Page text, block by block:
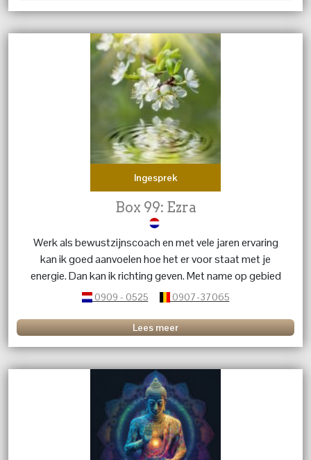
Ingesprek
Box 99: Ezra
Werk als bewustzijnscoach en met vele jaren ervaring
kan ik goed aanvoelen hoe het er voor staat met je
energie. Dan kan ik richting geven. Met name op gebied
van liefdesrelaties.
0909 - 0525 0907-37065
Lees meer